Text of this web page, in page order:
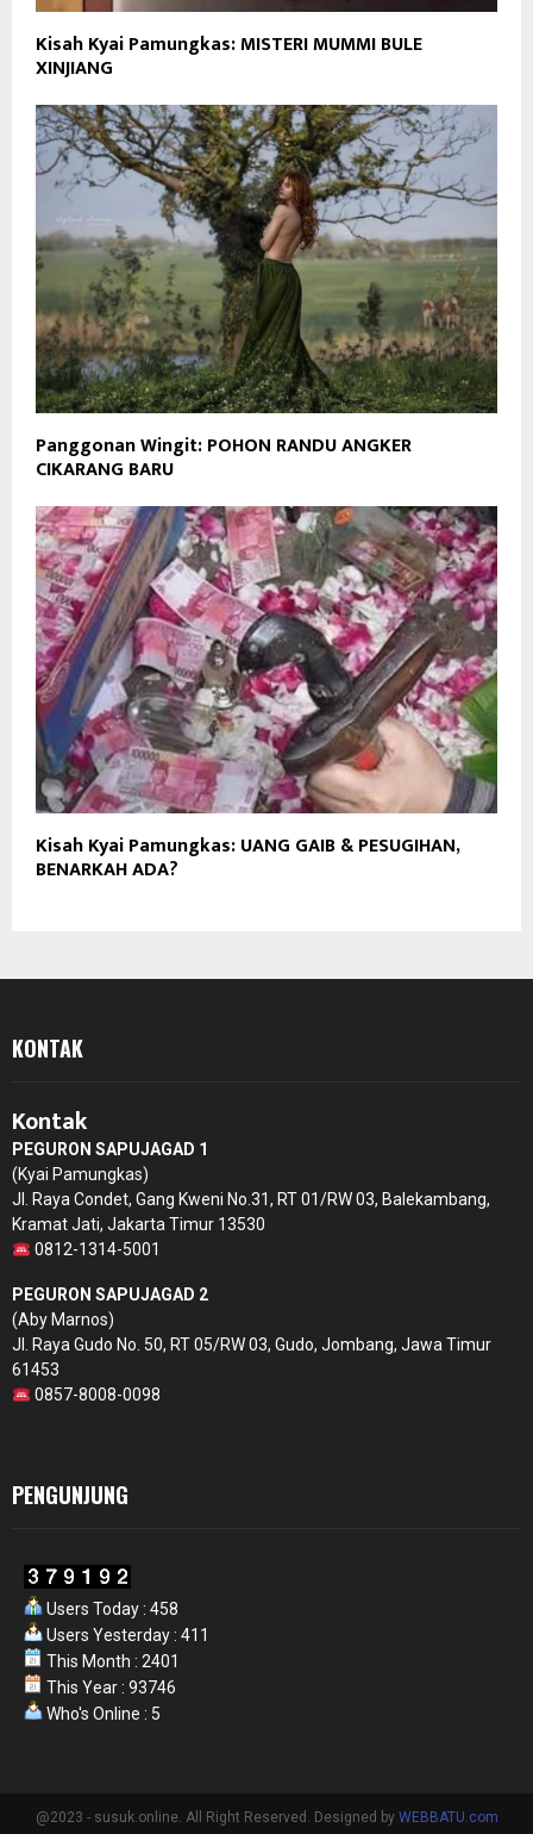
Kisah Kyai Pamungkas: MISTERI MUMMI BULE
XINJIANG
Panggonan Wingit: POHON RANDU ANGKER
CIKARANG BARU
Kisah Kyai Pamungkas: UANG GAIB & PESUGIHAN,
BENARKAH ADA?
KONTAK
Kontak
PEGURON SAPUJAGAD 1
(Kyai Pamungkas)
Jl. Raya Condet, Gang Kweni No.31, RT 01/RW 03, Balekambang,
Kramat Jati, Jakarta Timur 13530
0812-1314-5001
PEGURON SAPUJAGAD 2
(Aby Marnos)
Jl. Raya Gudo No. 50, RT 05/RW 03, Gudo, Jombang, Jawa Timur
61453
0857-8008-0098
PENGUNJUNG
Users Today : 458
Users Yesterday : 411
This Month : 2401
This Year : 93746
Who's Online : 5
@2023 - susuk.online. All Right Reserved. Designed by WEBBATU.com